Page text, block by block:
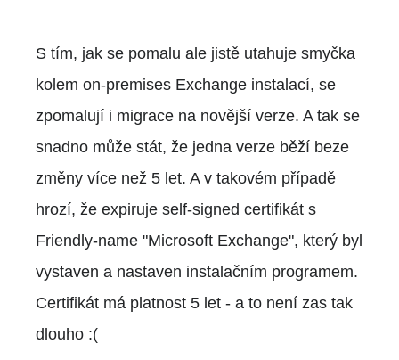
S tím, jak se pomalu ale jistě utahuje smyčka
kolem on-premises Exchange instalací, se
zpomalují i migrace na novější verze. A tak se
snadno může stát, že jedna verze běží beze
změny více než 5 let. A v takovém případě
hrozí, že expiruje self-signed certifikát s
Friendly-name "Microsoft Exchange", který byl
vystaven a nastaven instalačním programem.
Certifikát má platnost 5 let - a to není zas tak
dlouho :(